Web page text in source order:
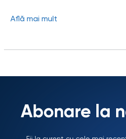
Află mai mult
Abonare la